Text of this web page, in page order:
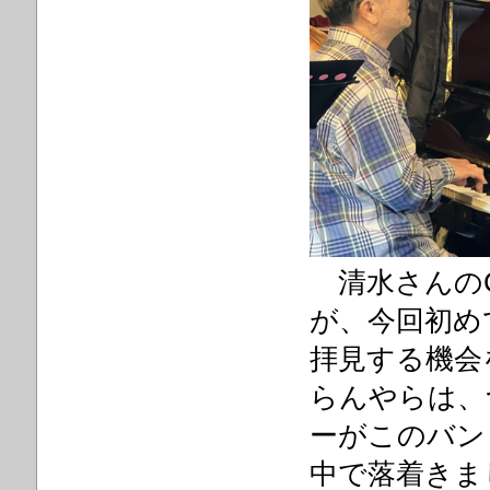
清水さんの
が、今回初
拝見する機
らんやらは
ーがこのバ
中で落着き